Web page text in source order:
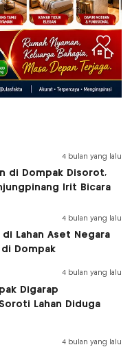
4 bulan yang lalu
di Dompak Disorot,
Irit Bicara
4 bulan yang lalu
di Lahan Aset Negara
di Dompak
4 bulan yang lalu
Digarap
Lahan Diduga
4 bulan yang lalu